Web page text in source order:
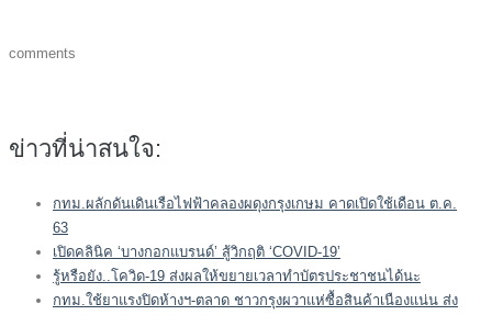
comments
ข่าวที่น่าสนใจ:
กทม.ผลักดันเดินเรือไฟฟ้าคลองผดุงกรุงเกษม คาดเปิดใช้เดือน ต.ค.
63
เปิดคลินิค ‘บางกอกแบรนด์’ สู้วิกฤติ ‘COVID-19’
รู้หรือยัง..โควิด-19 ส่งผลให้ขยายเวลาทำบัตรประชาชนได้นะ
กทม.ใช้ยาแรงปิดห้างฯ-ตลาด ชาวกรุงผวาแห่ซื้อสินค้าเนืองแน่น ส่ง